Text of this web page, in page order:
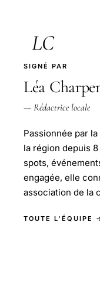
LC
SIGNÉ PAR
Léa
— Rédactrice locale
Passionnée par
la région depuis
spots,
engagée, elle
association de la
TOUTE L'ÉQUIPE